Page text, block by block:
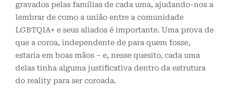
gravados pelas famílias de cada uma, ajudando-nos a
lembrar de como a união entre a comunidade
LGBTQIA+ e seus aliados é importante. Uma prova de
que a coroa, independente de para quem fosse,
estaria em boas mãos – e, nesse quesito, cada uma
delas tinha alguma justificativa dentro da estrutura
do reality para ser coroada.